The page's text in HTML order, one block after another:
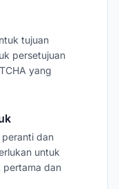
tujuan
persetujuan
yang
peranti dan
untuk
pertama dan